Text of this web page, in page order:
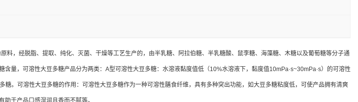
，经脱脂、提取、纯化、灭菌、干燥等工艺生产的，由半乳糖、阿拉伯糖、半乳糖酸、鼠李糖、海藻糖、木糖以及葡萄糖等分子通
量，可溶性大豆多糖产品分为两类：A型可溶性大豆多糖：水溶液黏度值低（10%水溶液下，黏度值10mPa·s~30mPa·s）的可溶性
。可溶性大豆多糖的作用：可溶性大豆多糖作为一种可溶性膳食纤维，具有多种突出功能，如大豆多糖粘度低，可使产品拥有清爽
于产品口感湿润且香而不腻等。